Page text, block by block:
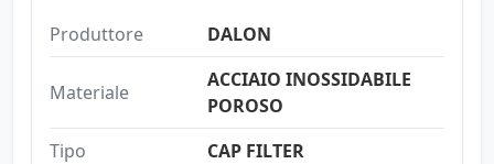
Produttore DALON
Materiale
ACCIAIO INOSSIDABILE
POROSO
Tipo
CAP FILTER